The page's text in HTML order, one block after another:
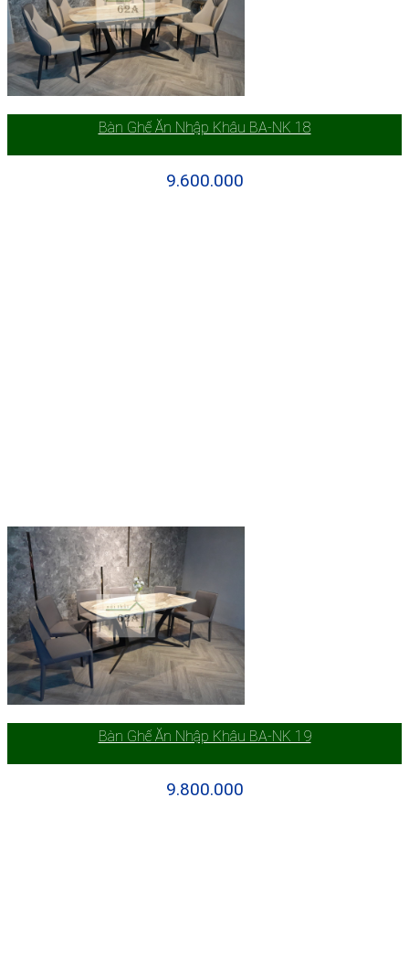
Bàn Ghế Ăn Nhập Khâu BA-NK 18
9.600.000
Bàn Ghế Ăn Nhập Khâu BA-NK 19
9.800.000